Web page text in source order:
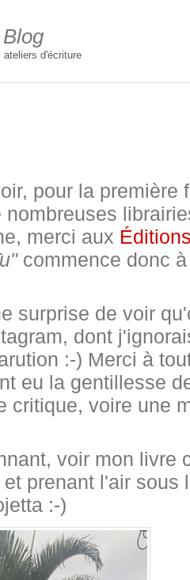
ateliers d'écriture
pour la première
nombreuses
merci aux
commence donc
surprise de voir
dont
:-) Merci à
eu la gentillesse
critique, voire une
voir mon livre
prenant l'air sous
:-)